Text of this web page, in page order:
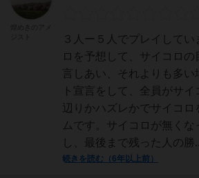
３人ー５人でプレイして
ロを予想して、サイコロの
言しあい、それよりも多い
ト宣言をして、全員がサイ
辺りかハズレかでサイコロ
ムです。サイコロが無く
し、最後まで残った人の勝
続きを読む（6年以上前）